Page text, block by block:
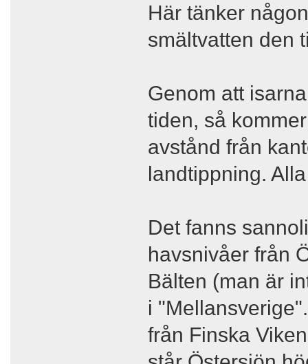
Här tänker
smältvatten den
Genom att
tiden, så
avstånd från
landtippning.
Det fanns
havsnivåer från
Bälten (man är
i
från Finska